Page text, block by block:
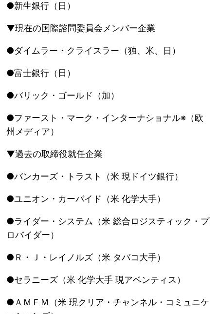
●新生銀行（日）
▼現在の国際諮問委員会メンバー企業
●ダイムラー・クライスラー（独、米、日）
●富士銀行（日）
●バリック・ゴールド（加）
●ファースト・マーク・インターナショナル※（欧
州メディア）
▼過去の取締役就任企業
●バンカーズ・トラスト（米 現ドイツ銀行）
●ユニオン・カーバイド（米 化学大手）
●ライダー・システム（米 総合ロジスティック・プ
ロバイダー）
●Ｒ・Ｊ・レイノルズ（米 タバコ大手）
●セラニーズ（米 化学大手 現アベンティス）
●ＡＭＦＭ（米 現クリア・チャンネル・コミュニケ